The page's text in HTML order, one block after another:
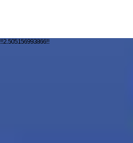
!!2.505156993866!!